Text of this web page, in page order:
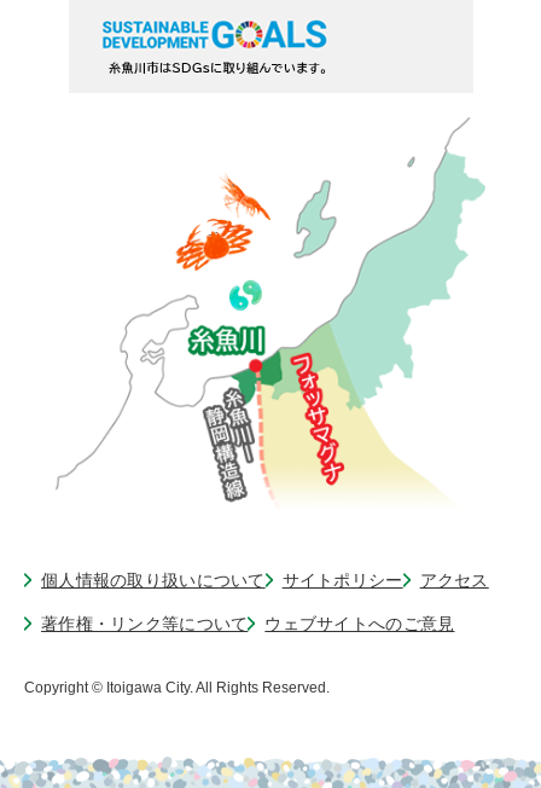
個人情報の取り扱いについて サイトポリシー アクセス
著作権・リンク等について ウェブサイトへのご意見
Copyright © Itoigawa City. All Rights Reserved.